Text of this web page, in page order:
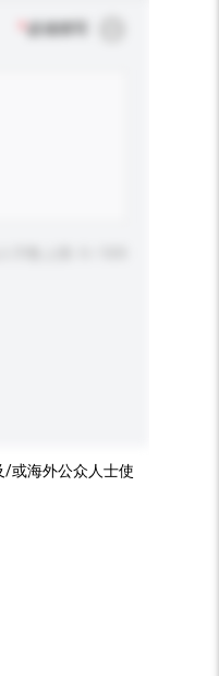
必须填写
/或海外公众人士使